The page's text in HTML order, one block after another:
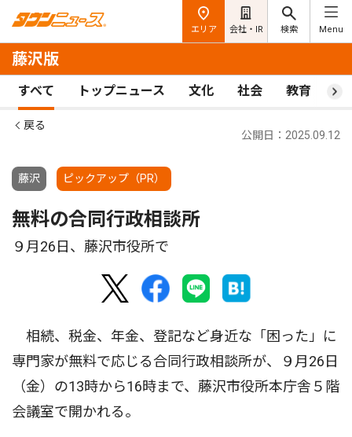
エリア 会社・IR 検索 Menu
藤沢版
すべて トップニュース 文化 社会 教育 ス
戻る
藤沢 ピックアップ（PR）
公開日：2025.09.12
無料の合同行政相談所
９月26日、藤沢市役所で
相続、税金、年金、登記など身近な「困った」に
専門家が無料で応じる合同行政相談所が、９月26日
（金）の13時から16時まで、藤沢市役所本庁舎５階
会議室で開かれる。